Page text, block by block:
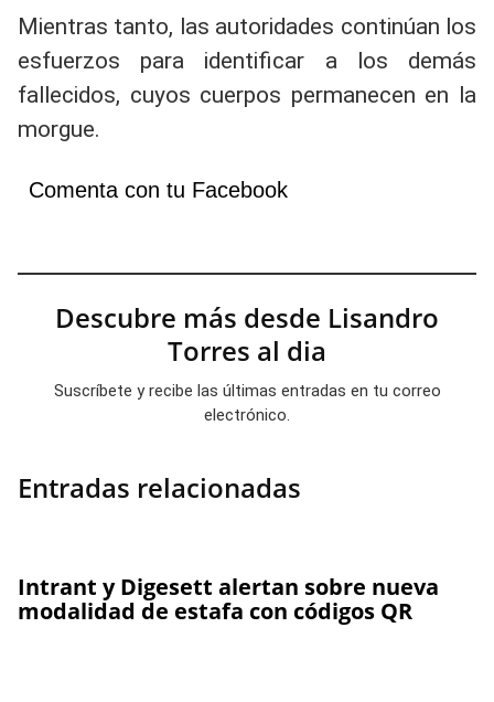
Mientras tanto, las autoridades continúan los
esfuerzos para identificar a los demás
fallecidos, cuyos cuerpos permanecen en la
morgue.
Comenta con tu Facebook
Descubre más desde Lisandro
Torres al dia
Suscríbete y recibe las últimas entradas en tu correo
electrónico.
Entradas relacionadas
Intrant y Digesett alertan sobre nueva
modalidad de estafa con códigos QR